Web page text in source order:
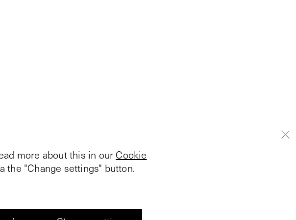
more about this in our Cookie
the "Change settings" button.